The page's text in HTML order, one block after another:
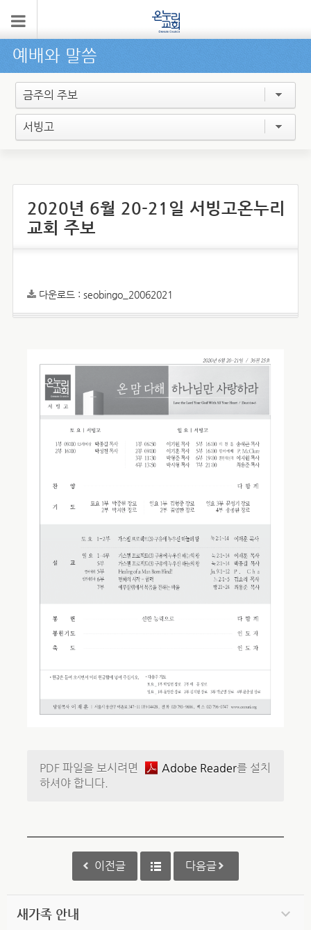
예배와 말씀
금주의 주보
서빙고
2020년 6월 20-21일 서빙고온누리
교회 주보
다운로드 : seobingo_20062021
PDF 파일을 보시려면 Adobe Reader를 설치
하셔야 합니다.
이전글 다음글
새가족 안내